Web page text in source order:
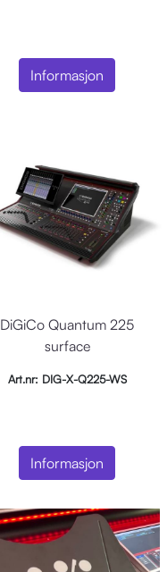
Informasjon
DiGiCo Quantum 225
surface
Art.nr: DIG-X-Q225-WS
Informasjon